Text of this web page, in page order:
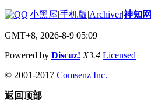
|小黑屋|手机版|Archiver|神知网
GMT+8, 2026-8-9 05:09
Powered by Discuz! X3.4 Licensed
© 2001-2017 Comsenz Inc.
返回顶部